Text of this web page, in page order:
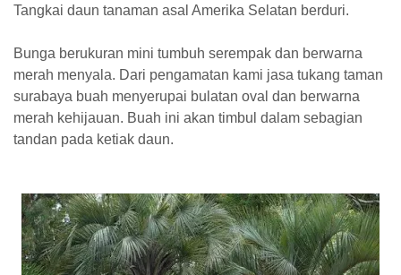
Tangkai daun tanaman asal Amerika Selatan berduri.
Bunga berukuran mini tumbuh serempak dan berwarna
merah menyala. Dari pengamatan kami jasa tukang taman
surabaya buah menyerupai bulatan oval dan berwarna
merah kehijauan. Buah ini akan timbul dalam sebagian
tandan pada ketiak daun.